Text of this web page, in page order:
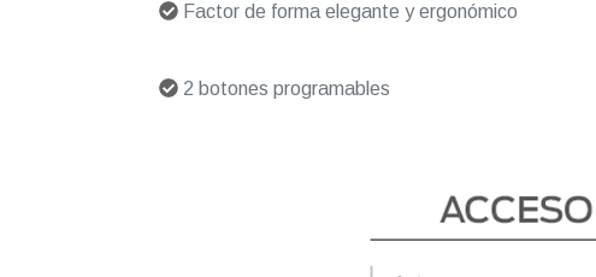
Factor de forma elegante y ergonómico
2 botones programables